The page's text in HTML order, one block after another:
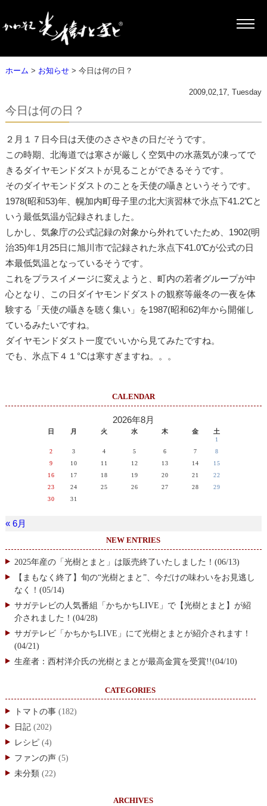
ホーム > お知らせ> 今日は何の日？
2009,02,17, Tuesday
今日は何の日？
２月１７日今日は天使のささやきの日だそうです。
この時期、北海道では寒さが厳しく空気中の水蒸気が凍ってで
きるダイヤモンドダストが見ることができるそうです。
そのダイヤモンドダストのことを天使の囁きというそうです。
1978(昭和53)年、幌加内町母子里の北大演習林で氷点下41.2℃と
いう最低気温が記録されました。
しかし、気象庁の公式記録の対象から外れていたため、1902(明
治35)年1月25日に旭川市で記録された氷点下41.0℃が公式の日
本最低気温となっているそうです。
これをプラスイメージに変えようと、町内の若者グループが中
心となり、この日ダイヤモンドダストの観察等厳冬の一夜を体
験する「天使の囁きを聴く集い」を1987(昭和62)年から開催し
ているみたいですね。
ダイヤモンドダスト一度でいいから見てみたですね。
でも、氷点下４１°Cは寒すぎますね。。。
CALENDAR
2026年8月
日 月 火 水 木 金 土
1
2
3 4 5 6 7
8
9
10 11 12 13 14
15
16
17 18 19 20 21
22
23
24 25 26 27 28
29
30
31
« 6月
NEW ENTRIES
2025年産の「光樹とまと」は販売終了いたしました！(06/13)
【まもなく終了】旬の“光樹とまと”、今だけの味わいをお見逃し
なく！(05/14)
サガテレビの人気番組「かちかちLIVE」で【光樹とまと】が紹
介されました！(04/28)
サガテレビ「かちかちLIVE」にて光樹とまとが紹介されます！
(04/21)
生産者：西村洋介氏の光樹とまとが最高金賞を受賞!!(04/10)
CATEGORIES
トマトの事(182)
日記(202)
レシピ(4)
ファンの声(5)
未分類 (22)
ARCHIVES